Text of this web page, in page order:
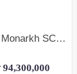
Jackson Monarkh SC JS22 Satin Red
94,300,000 تومان